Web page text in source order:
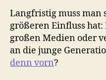
Langfristig muss man
größeren Einfluss
großen Medien oder
an die junge
denn vorn?